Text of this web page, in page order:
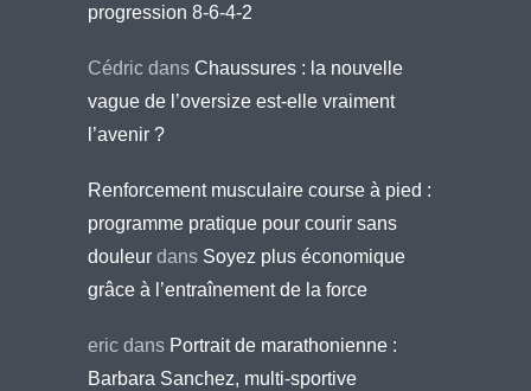
progression 8-6-4-2
Cédric dans Chaussures : la nouvelle
vague de l’oversize est-elle vraiment
l’avenir ?
Renforcement musculaire course à pied :
programme pratique pour courir sans
douleur dans Soyez plus économique
grâce à l’entraînement de la force
eric dans Portrait de marathonienne :
Barbara Sanchez, multi-sportive